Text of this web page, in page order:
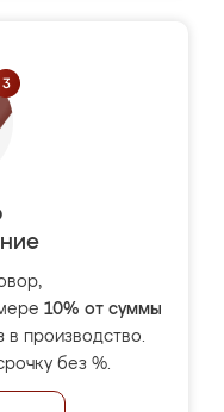
10% от суммы
в производство.
без %.